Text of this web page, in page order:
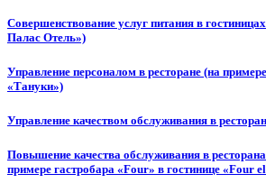
Совершенствование услуг питания в
Палас Отель»)
Управление персоналом в ресторане (на
«Тануки»)
Управление качеством обслуживания в
Повышение качества обслуживания в
примере гастробара «Four» в гостинице «Four